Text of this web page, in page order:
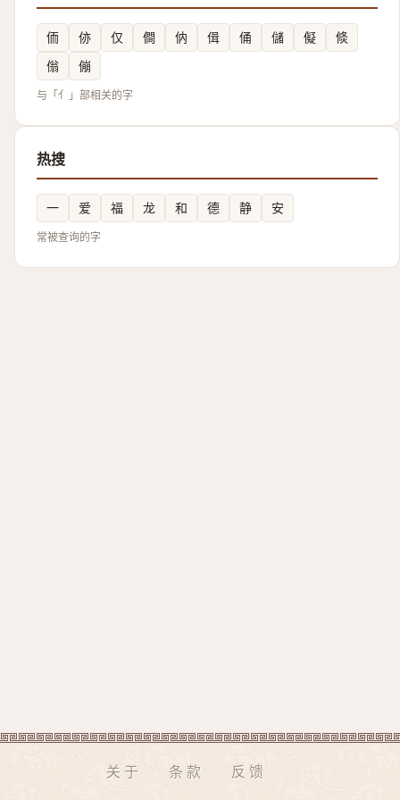
侕 㑊 仅 僴 㐻 偮 俑 儲 儗
倐
傟
傰
与「亻」部相关的字
热搜
一 爱 福 龙 和 德 静 安
常被查询的字
关于 条款 反馈